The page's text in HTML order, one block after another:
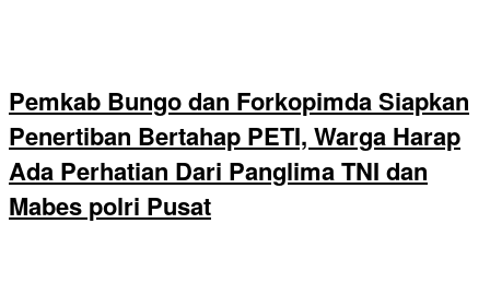
Pemkab Bungo dan Forkopimda Siapkan
Penertiban Bertahap PETI, Warga Harap
Ada Perhatian Dari Panglima TNI dan
Mabes polri Pusat